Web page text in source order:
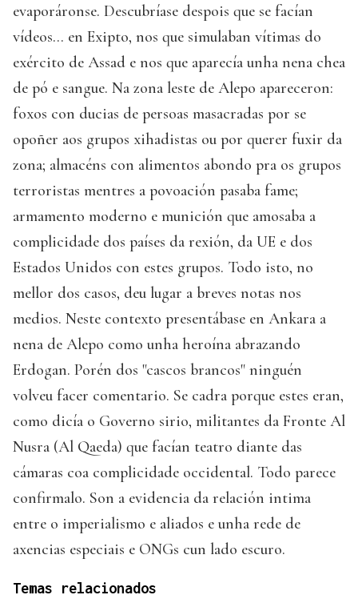
evaporáronse. Descubríase despois que se facían
vídeos... en Exipto, nos que simulaban vítimas do
exército de Assad e nos que aparecía unha nena chea
de pó e sangue. Na zona leste de Alepo apareceron:
foxos con ducias de persoas masacradas por se
opoñer aos grupos xihadistas ou por querer fuxir da
zona; almacéns con alimentos abondo pra os grupos
terroristas mentres a povoación pasaba fame;
armamento moderno e munición que amosaba a
complicidade dos países da rexión, da UE e dos
Estados Unidos con estes grupos. Todo isto, no
mellor dos casos, deu lugar a breves notas nos
medios. Neste contexto presentábase en Ankara a
nena de Alepo como unha heroína abrazando
Erdogan. Porén dos "cascos brancos" ninguén
volveu facer comentario. Se cadra porque estes eran,
como dicía o Governo sirio, militantes da Fronte Al
Nusra (Al Qaeda) que facían teatro diante das
cámaras coa complicidade occidental. Todo parece
confirmalo. Son a evidencia da relación intima
entre o imperialismo e aliados e unha rede de
axencias especiais e ONGs cun lado escuro.
Temas relacionados